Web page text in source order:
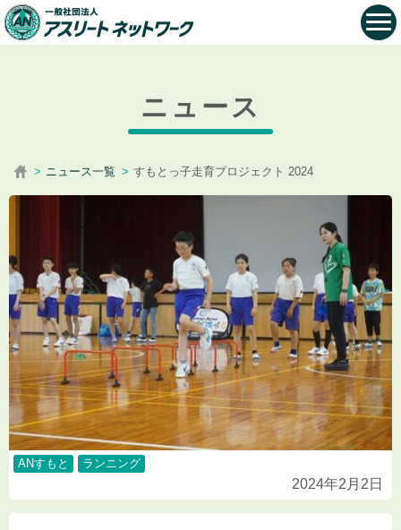
ニュース
ニュース一覧 すもとっ子走育プロジェクト 2024
ANすもと ランニング
2024年2月2日